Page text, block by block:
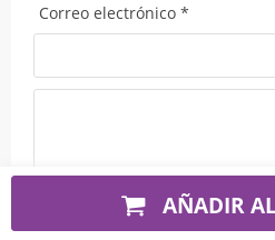
AÑADIR
Tu valoración*
Correo electrónico *